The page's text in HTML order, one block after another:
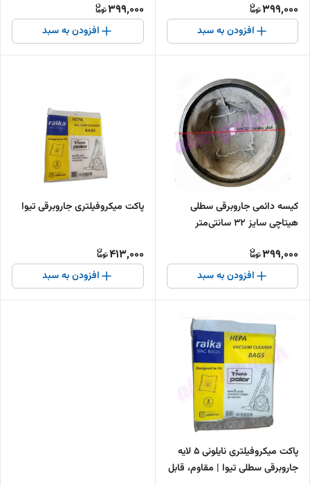
399,000
افزودن به سبد
399,000
افزودن به سبد
کیسه دائمی جاروبرقی سطلی
هیتاچی سایز 32 سانتی‌متر
399,000
افزودن به سبد
پاکت میکروفیلتری جاروبرقی تیوا
413,000
افزودن به سبد
پاکت میکروفیلتری نایلونی ۵ لایه
جاروبرقی سطلی تیوا | مقاوم، قابل